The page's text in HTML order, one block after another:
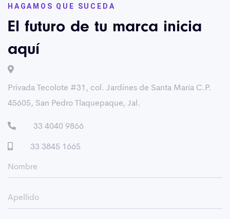
HAGAMOS QUE SUCEDA
El futuro de tu marca inicia
aquí
Privada Tecolote #31, col. Jardines de Santa María C.P.
45605, San Pedro Tlaquepaque, Jal.
33 4040 9866
33 3845 1665